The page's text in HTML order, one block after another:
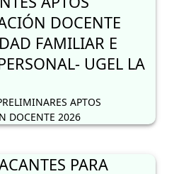
DOCENTE
FAMILIAR E
UGEL LA
APTOS
DOCENTE 2026
PARA